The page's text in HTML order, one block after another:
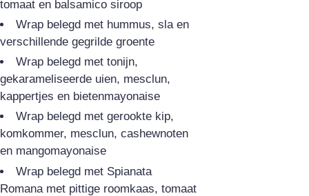
tomaat en balsamico siroop
Wrap belegd met hummus, sla en
verschillende gegrilde groente
Wrap belegd met tonijn,
gekarameliseerde uien, mesclun,
kappertjes en bietenmayonaise
Wrap belegd met gerookte kip,
komkommer, mesclun, cashewnoten
en mangomayonaise
Wrap belegd met Spianata
Romana met pittige roomkaas, tomaat